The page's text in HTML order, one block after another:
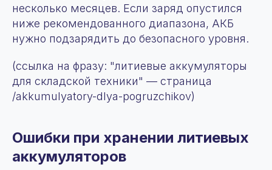
несколько месяцев. Если заряд опустился
ниже рекомендованного диапазона, АКБ
нужно подзарядить до безопасного уровня.
(ссылка на фразу: "литиевые аккумуляторы
для складской техники" — страница
/akkumulyatory-dlya-pogruzchikov)
Ошибки при хранении литиевых
аккумуляторов